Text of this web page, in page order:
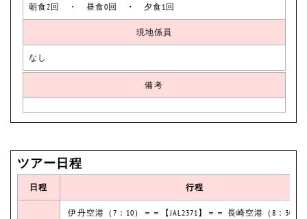
朝食2回 ・ 昼食0回 ・ 夕食1回
現地係員
なし
備考
ツアー日程
日程 行程
伊丹空港（7：10）＝＝【JAL2371】＝＝ 長崎空港（8：30）